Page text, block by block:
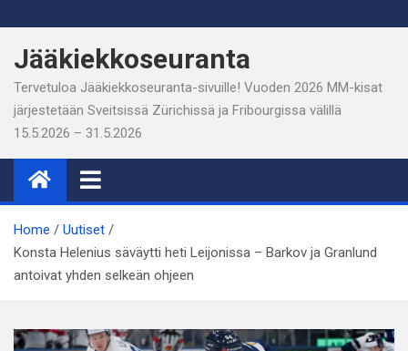
to
content
Jääkiekkoseuranta
Tervetuloa Jääkiekkoseuranta-sivuille! Vuoden 2026 MM-kisat
järjestetään Sveitsissä Zürichissä ja Fribourgissa välillä
15.5.2026 – 31.5.2026
Home
Uutiset
Konsta Helenius säväytti heti Leijonissa – Barkov ja Granlund
antoivat yhden selkeän ohjeen